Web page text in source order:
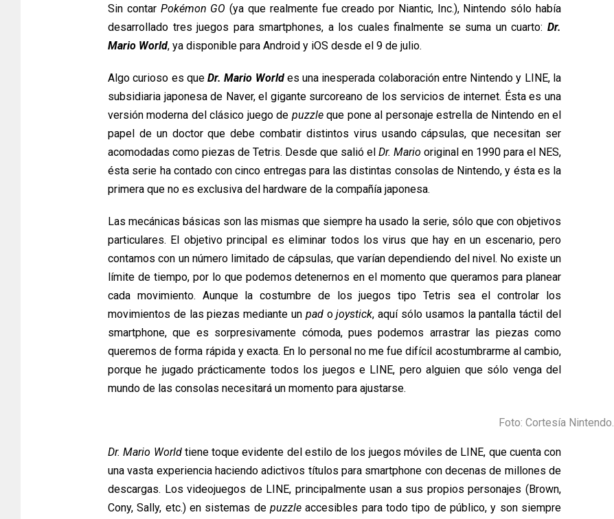
Sin contar Pokémon GO (ya que realmente fue creado por Niantic, Inc.), Nintendo sólo había
desarrollado tres juegos para smartphones, a los cuales finalmente se suma un cuarto: Dr.
Mario World, ya disponible para Android y iOS desde el 9 de julio.
Algo curioso es queDr. Mario Worldes una inesperada colaboración entre Nintendo y LINE, la
subsidiaria japonesa de Naver, el gigante surcoreano de los servicios de internet. Ésta es una
versión moderna del clásico juego de puzzleque pone al personaje estrella de Nintendo en el
papel de un doctor que debe combatir distintos virus usando cápsulas, que necesitan ser
acomodadas como piezas de Tetris. Desde que salió el Dr. Mario original en 1990 para el NES,
ésta serie ha contado con cinco entregas para las distintas consolas de Nintendo, y ésta es la
primera que no es exclusiva del hardware de la compañía japonesa.
Las mecánicas básicas son las mismas que siempre ha usado la serie, sólo que con objetivos
particulares. El objetivo principal es eliminar todos los virus que hay en un escenario, pero
contamos con un número limitado de cápsulas, que varían dependiendo del nivel. No existe un
límite de tiempo, por lo que podemos detenernos en el momento que queramos para planear
cada movimiento. Aunque la costumbre de los juegos tipo Tetris sea el controlar los
movimientos de las piezas mediante un padojoystick, aquí sólo usamos la pantalla táctil del
smartphone, que es sorpresivamente cómoda, pues podemos arrastrar las piezas como
queremos de forma rápida y exacta. En lo personal no me fue difícil acostumbrarme al cambio,
porque he jugado prácticamente todos los juegos e LINE, pero alguien que sólo venga del
mundo de las consolas necesitará un momento para ajustarse.
Foto: Cortesía Nintendo.
Dr. Mario Worldtiene toque evidente del estilo de los juegos móviles de LINE, que cuenta con
una vasta experiencia haciendo adictivos títulos para smartphone con decenas de millones de
descargas. Los videojuegos de LINE, principalmente usan a sus propios personajes (Brown,
Cony, Sally, etc.) en sistemas de puzzle accesibles para todo tipo de público, y son siempre